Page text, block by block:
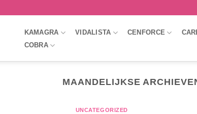
KAMAGRA VIDALISTA CENFORCE
COBRA
MAANDELIJKSE
UNCATEGORIZED